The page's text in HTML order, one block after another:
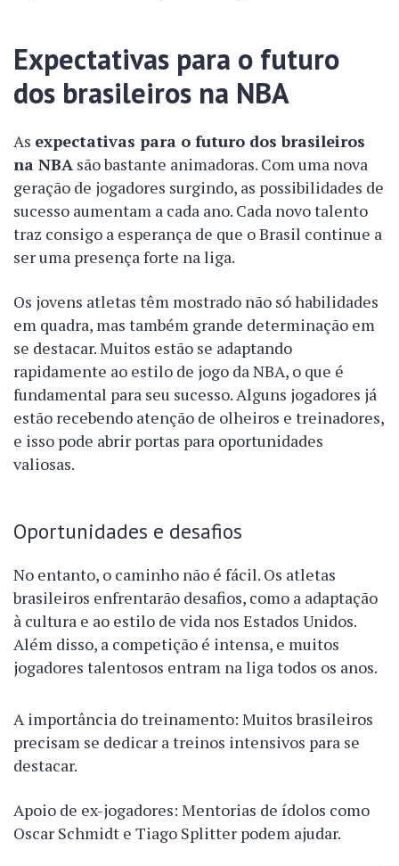
Expectativas para o futuro
dos brasileiros na NBA
As expectativas para o futuro dos brasileiros
na NBA são bastante animadoras. Com uma nova
geração de jogadores surgindo, as possibilidades de
sucesso aumentam a cada ano. Cada novo talento
traz consigo a esperança de que o Brasil continue a
ser uma presença forte na liga.
Os jovens atletas têm mostrado não só habilidades
em quadra, mas também grande determinação em
se destacar. Muitos estão se adaptando
rapidamente ao estilo de jogo da NBA, o que é
fundamental para seu sucesso. Alguns jogadores já
estão recebendo atenção de olheiros e treinadores,
e isso pode abrir portas para oportunidades
valiosas.
Oportunidades e desafios
No entanto, o caminho não é fácil. Os atletas
brasileiros enfrentarão desafios, como a adaptação
à cultura e ao estilo de vida nos Estados Unidos.
Além disso, a competição é intensa, e muitos
jogadores talentosos entram na liga todos os anos.
A importância do treinamento: Muitos brasileiros
precisam se dedicar a treinos intensivos para se
destacar.
Apoio de ex-jogadores: Mentorias de ídolos como
Oscar Schmidt e Tiago Splitter podem ajudar.